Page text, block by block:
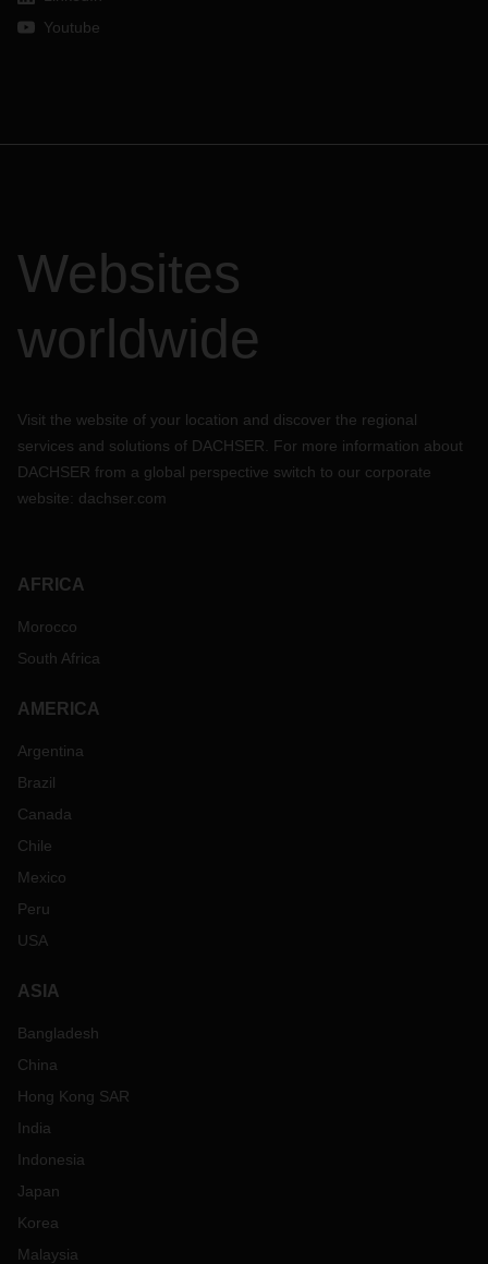
Youtube
Websites
worldwide
Visit the website of your location and discover the regional
services and solutions of DACHSER. For more information about
DACHSER from a global perspective switch to our corporate
website: dachser.com
AFRICA
Morocco
South Africa
AMERICA
Argentina
Brazil
Canada
Chile
Mexico
Peru
USA
ASIA
Bangladesh
China
Hong Kong SAR
India
Indonesia
Japan
Korea
Malaysia